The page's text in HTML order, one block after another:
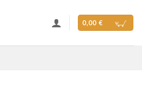
0,00 €